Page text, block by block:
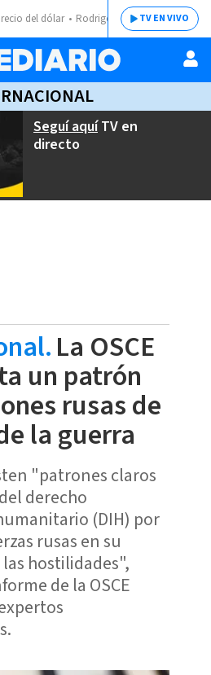
del dólar Rodrigo ChavesTV EN VIVO
Seguí aquíTV en
directo
La OSCE
un patrón
rusas de
la guerra
"patrones claros
derecho
(DIH) por
rusas en su
hostilidades",
de la OSCE